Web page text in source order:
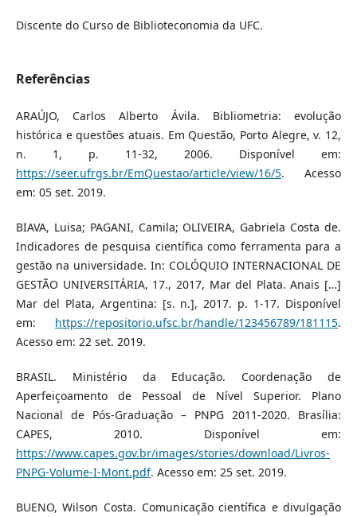
Discente do Curso de Biblioteconomia da UFC.
Referências
ARAÚJO, Carlos Alberto Ávila. Bibliometria: evolução
histórica e questões atuais. Em Questão, Porto Alegre, v. 12,
n. 1, p. 11-32, 2006. Disponível em:
https://seer.ufrgs.br/EmQuestao/article/view/16/5. Acesso
em: 05 set. 2019.
BIAVA, Luisa; PAGANI, Camila; OLIVEIRA, Gabriela Costa de.
Indicadores de pesquisa científica como ferramenta para a
gestão na universidade. In: COLÓQUIO INTERNACIONAL DE
GESTÃO UNIVERSITÁRIA, 17., 2017, Mar del Plata. Anais […]
Mar del Plata, Argentina: [s. n.], 2017. p. 1-17. Disponível
em: https://repositorio.ufsc.br/handle/123456789/181115.
Acesso em: 22 set. 2019.
BRASIL. Ministério da Educação. Coordenação de
Aperfeiçoamento de Pessoal de Nível Superior. Plano
Nacional de Pós-Graduação – PNPG 2011-2020. Brasília:
CAPES, 2010. Disponível em:
https://www.capes.gov.br/images/stories/download/Livros-
PNPG-Volume-I-Mont.pdf. Acesso em: 25 set. 2019.
BUENO, Wilson Costa. Comunicação científica e divulgação